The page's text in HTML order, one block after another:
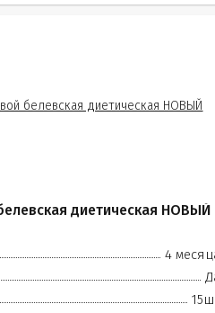
диетическая НОВЫЙ
4